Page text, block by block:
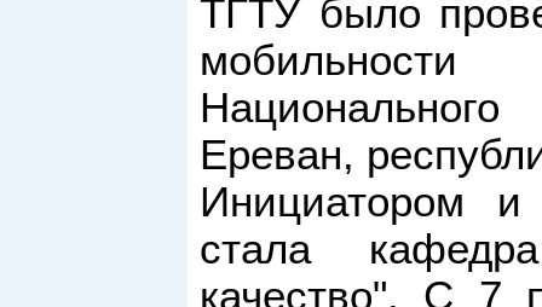
ТГТУ было
мобильности
Ереван,
Инициатором и
стала
качество". С 7